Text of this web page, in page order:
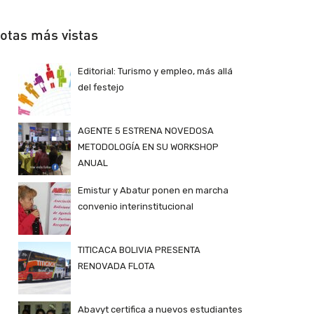
más vistas
Editorial: Turismo y empleo, más allá
del festejo
AGENTE 5 ESTRENA NOVEDOSA
METODOLOGÍA EN SU WORKSHOP
ANUAL
Emistur y Abatur ponen en marcha
convenio interinstitucional
TITICACA BOLIVIA PRESENTA
RENOVADA FLOTA
Abavyt certifica a nuevos estudiantes